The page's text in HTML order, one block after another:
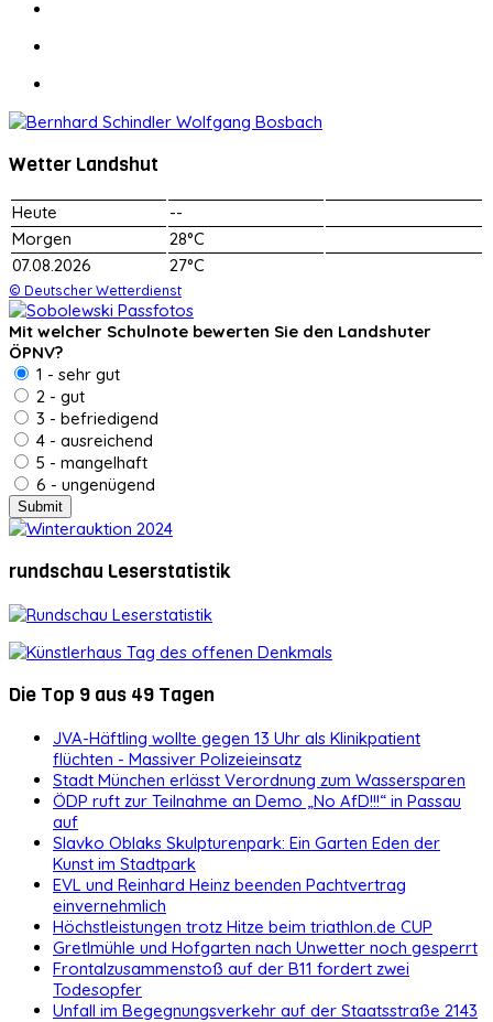
Wetter Landshut
Heute
--
Morgen
28°C
07.08.2026
27°C
© Deutscher Wetterdienst
Mit welcher Schulnote bewerten Sie den Landshuter
ÖPNV?
1 - sehr gut
2 - gut
3 - befriedigend
4 - ausreichend
5 - mangelhaft
6 - ungenügend
rundschau Leserstatistik
Die Top 9 aus 49 Tagen
JVA-Häftling wollte gegen 13 Uhr als Klinikpatient
flüchten - Massiver Polizeieinsatz
Stadt München erlässt Verordnung zum Wassersparen
ÖDP ruft zur Teilnahme an Demo „No AfD!!!“ in Passau
auf
Slavko Oblaks Skulpturenpark: Ein Garten Eden der
Kunst im Stadtpark
EVL und Reinhard Heinz beenden Pachtvertrag
einvernehmlich
Höchstleistungen trotz Hitze beim triathlon.de CUP
Gretlmühle und Hofgarten nach Unwetter noch gesperrt
Frontalzusammenstoß auf der B11 fordert zwei
Todesopfer
Unfall im Begegnungsverkehr auf der Staatsstraße 2143